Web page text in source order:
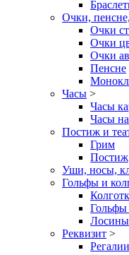
Очки,
Очки
Очки
Очки
Пенсне
Часы >
Часы
Часы
Постиж и
Грим
Постиж
Уши, носы,
Гольфы и
Гольфы
Лосины
Реквизит >